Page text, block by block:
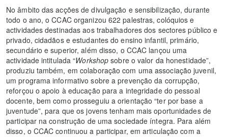
No âmbito das acções de divulgação e sensibilização, durante
todo o ano, o CCAC organizou 622 palestras, colóquios e
actividades destinadas aos trabalhadores dos sectores público e
privado, cidadãos e estudantes do ensino infantil, primário,
secundário e superior, além disso, o CCAC lançou uma
actividade intitulada “Workshop sobre o valor da honestidade”,
produziu também, em colaboração com uma associação juvenil,
um programa informativo sobre a prevenção da corrupção,
reforçou o apoio à educação para a integridade do pessoal
docente, bem como prosseguiu a orientação “ter por base a
juventude”, para que os jovens tenham mais oportunidades de
participar na construção de uma sociedade íntegra. Para além
disso, o CCAC continuou a participar, em articulação com a